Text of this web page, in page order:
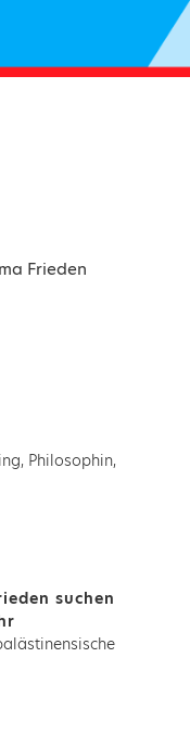
Frieden
Philosophin,
suchen